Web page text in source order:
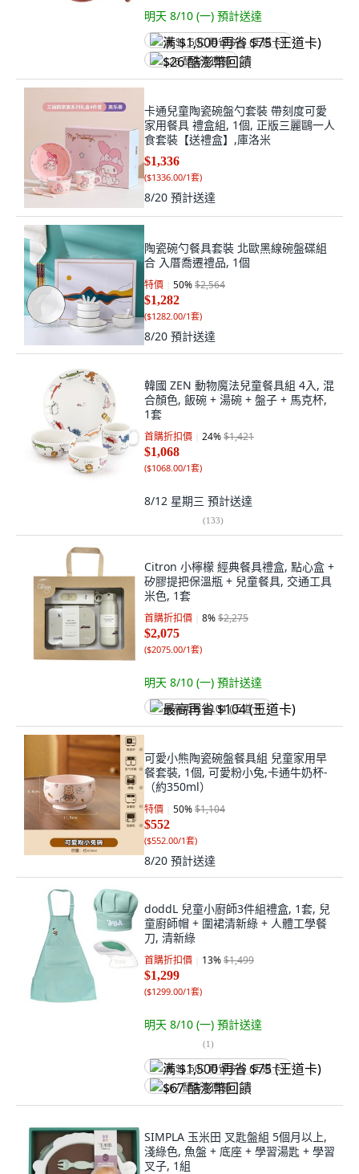
明天 8/10 (一) 預計送達
满 $1,500 再省 $75 (王道卡)
$26 酷澎幣回饋
卡通兒童陶瓷碗盤勺套裝 帶刻度可愛
家用餐具 禮盒組, 1個, 正版三麗鷗一人
食套裝【送禮盒】,庫洛米
$1,336
($1336.00/1套)
8/20 預計送達
陶瓷碗勺餐具套裝 北歐黑線碗盤碟組
合 入厝喬遷禮品, 1個
特價 50%$2,564
$1,282
($1282.00/1套)
8/20 預計送達
韓國 ZEN 動物魔法兒童餐具組 4入, 混
合顏色, 飯碗 + 湯碗 + 盤子 + 馬克杯,
1套
首購折扣價 24%$1,421
$1,068
($1068.00/1套)
8/12 星期三 預計送達
(133)
Citron 小檸檬 經典餐具禮盒, 點心盒 +
矽膠提把保溫瓶 + 兒童餐具, 交通工具
米色, 1套
首購折扣價 8%$2,275
$2,075
($2075.00/1套)
明天 8/10 (一) 預計送達
最高再省 $104 (王道卡)
可愛小熊陶瓷碗盤餐具組 兒童家用早
餐套裝, 1個, 可愛粉小兔,卡通牛奶杯-
（約350ml）
特價 50%$1,104
$552
($552.00/1套)
8/20 預計送達
doddL 兒童小廚師3件組禮盒, 1套, 兒
童廚師帽 + 圍裙清新綠 + 人體工學餐
刀, 清新綠
首購折扣價 13%$1,499
$1,299
($1299.00/1套)
明天 8/10 (一) 預計送達
(1)
满 $1,500 再省 $75 (王道卡)
$67 酷澎幣回饋
SIMPLA 玉米田 叉匙盤組 5個月以上,
淺綠色, 魚盤 + 底座 + 學習湯匙 + 學習
叉子, 1組